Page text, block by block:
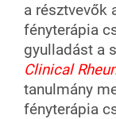
a résztvevők
fényterápia
gyulladást a
Clinical
tanulmány
fényterápia